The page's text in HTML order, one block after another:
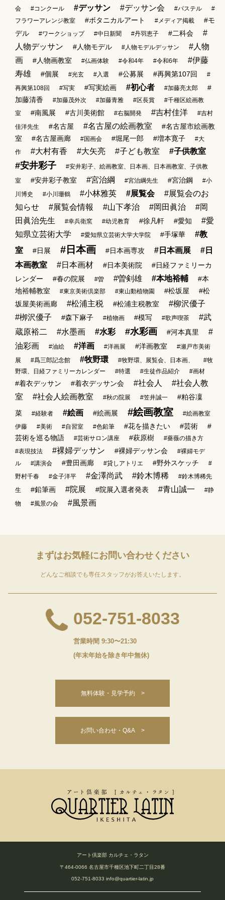
会
#コンクール #デッサン #デッサン会 #パステル
#
フラワーアレンジ教室
#ボタニカルアート #メディア掲載
#モ
デル
#ワークショップ #中日新聞 #丹羽恵子 #二科会
#
人物デッサン
#人物モデル #人物モデルデッサン
#人物
画
#人物画教室 #仏画体験 #令和4年 #令和6年
#伊藤
寿雄
#個展 #光玄 #入選 #公募展 #再興第107回
#
再興第108回
#写実 #写実絵画 #初心者 #加藤亮太郎
#
加藤清香
#加藤茂外次 #加藤青雅 #区長賞
#千種区絵画教
室
#南風展 #古川美術館 #右脳開発 #吉村佳洋
#吉村
佳洋先生
#名古屋 #名古屋の絵画教室
#名古屋市絵画教
室
#名古屋画廊 #国画会 #堀尾一郎 #増本寛子
#大
作
#大村有香 #大矢亮 #子ども教室 #子供教室
#安井彩子
#安井彩子、絵画教室、日本画、日本画教室、子供教
室
#安井彩子教室 #宮治綱 #宮治綱先生 #宮治鋼
#小
川博史
#小川珊鶴 #小林雅英 #展覧会
#展覧会のお
知らせ
#展覧会情報 #山下孝治 #岡田眞治
#岡
田眞治先生
#幸兵衛窯 #幼児教育 #徐凡軒 #愛知
#愛
知県立芸術大学
#愛知県立芸術大学大学院 #手塚華
#教
室
#日展 #日本画 #日本画専攻 #日本画展
#日
本画教室
#日本画材 #日本美術院
#日経ファミリーカ
レンダー
#春の院展 #曽 #曽剣雄 #本地裕輔
#本
地裕輔教室
#東京美術倶楽部 #東山動植物園 #松坂屋
#松
坂屋美術画廊
#松浦主税 #松浦主税教室
#柳沢優子
#栁沢優子
#森下麻子 #植物画 #模写 #歌声喫茶
#武
蔵原裕二
#水墨画 #水彩 #水彩画 #河本真里
#
油彩画
#油絵 #洋画 #洋画展 #洋画教室
#瀬戸市美術
展
#爲三郎記念館 #牧野環 #牧野環、展覧会、日本画、
#牧
野環、日経ファミリーカレンダー
#特選 #生徒作品紹介 #画材
#着衣デッサン #着衣デッサン会 #社会人
#社会人教
室
#社会人絵画教室 #秋の院展 #笠井誠一
#粕谷凜
菜
#経験者 #絵画 #絵画展 #絵画教室
#絵画教室
伊藤
#美術 #自習室 #色鉛筆 #花を描きたい #芸術
#
芸術を巡る物語
#芸術サロン講座 #萩原樹
#薔薇の描き方
#表現技法
#裸婦デッサン #裸婦デッサン会
#裸婦モデ
ル
#講演会 #豊田画廊 #貸しアトリエ #野外スケッチ
#
野村千春
#金子洋平 #金澤尚武 #鈴木博稀
#鈴木博稀先
生
#鉛筆画 #院展 #院展入選者発表 #青山誠一
#静
物
#風景の会 #風景画
まずはお気軽にお問い合わせください
どんなご相談でも専任スタッフがお答えいたします。
052-751-8033
営業時間 9:30〜21:30
(年末年始を除き年中無休)
無料体験・見学予約 >
お問い合わせ・Q&A >
アート倶楽部 カルチェ・ラタン
〒464-0066 名古屋市千種区池下町二丁目28番
052-751-8033 info@quartier-latin.jp